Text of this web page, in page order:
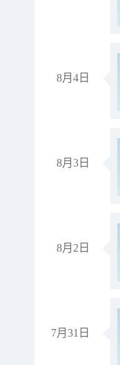
8月4日
8月3日
8月2日
7月31日